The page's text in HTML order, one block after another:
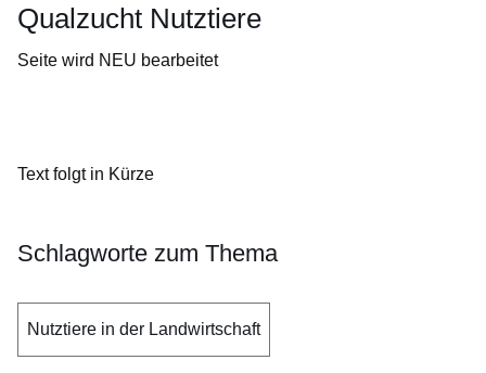
Qualzucht Nutztiere
Seite wird NEU bearbeitet
Text folgt in Kürze
Schlagworte zum Thema
Nutztiere in der Landwirtschaft